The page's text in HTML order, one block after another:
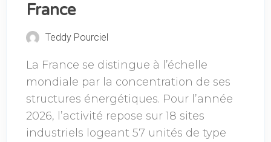
France
Teddy Pourciel
La France se distingue à l’échelle
mondiale par la concentration de ses
structures énergétiques. Pour l’année
2026, l’activité repose sur 18 sites
industriels logeant 57 unités de type